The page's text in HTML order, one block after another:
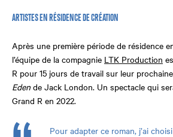
ARTISTES EN RÉSIDENCE DE CRÉATION
Après une première période de résidence
l’équipe de la compagnie LTK Production
R pour 15 jours de travail sur leur
Eden de Jack London. Un spectacle qui
Grand R en 2022.
Pour adapter ce roman, j’ai